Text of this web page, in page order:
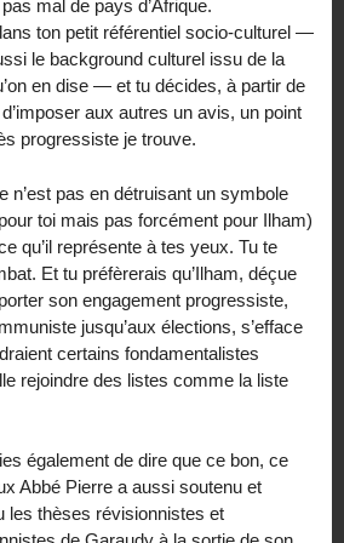
mal de pays d’Afrique.
ton petit référentiel socio-culturel —
le background culturel issu de la
en dise — et tu décides, à partir de
aux autres un avis, un point
progressiste je trouve.
n’est pas en détruisant un symbole
toi mais pas forcément pour Ilham)
qu’il représente à tes yeux. Tu te
Et tu préfèrerais qu’Ilham, déçue
son engagement progressiste,
jusqu’aux élections, s’efface
certains fondamentalistes
rejoindre des listes comme la liste
également de dire que ce bon, ce
Abbé Pierre a aussi soutenu et
les thèses révisionnistes et